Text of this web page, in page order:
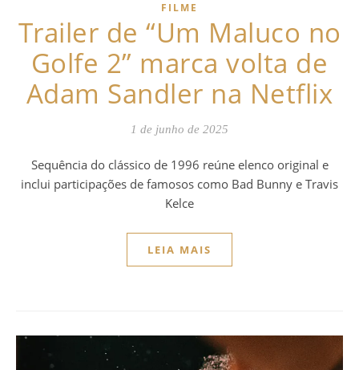
FILME
Trailer de “Um Maluco no
Golfe 2” marca volta de
Adam Sandler na Netflix
1 de junho de 2025
Sequência do clássico de 1996 reúne elenco original e
inclui participações de famosos como Bad Bunny e Travis
Kelce
LEIA MAIS